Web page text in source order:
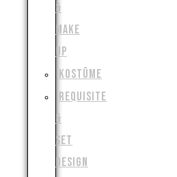
&
MAKE
UP
KOSTÜME
REQUISITE
&
SET
DESIGN